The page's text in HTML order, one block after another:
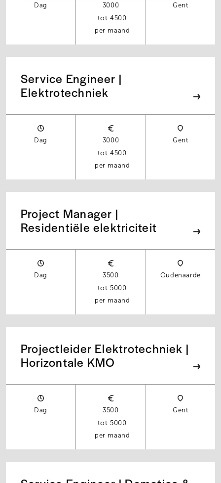
Dag
3000
4500
per maand
Gent
Service Engineer |
Elektrotechniek
Dag
3000
4500
per maand
Gent
Project Manager |
Residentiële elektriciteit
Dag
3500
5000
per maand
Oudenaarde
Projectleider Elektrotechniek |
Horizontale KMO
Dag
3500
5000
per maand
Gent